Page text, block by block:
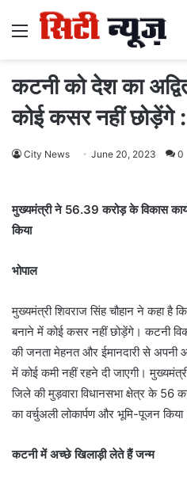
Menu
कटनी को देश का
कोई कसर नहीं छोड़ेंगे
City News June 20, 2023 0
मुख्यमंत्री ने 56.39 करोड़ के विकास
किया
भोपाल
मुख्यमंत्री शिवराज सिंह चौहान ने कहा है
बनाने में कोई कसर नहीं छोड़ेंगे। कटनी
की जनता मेहनत और ईमानदारी से अपनी
में कोई कमी नहीं रहने दी जाएगी।
जिले की मुड़वारा विधानसभा क्षेत्र के 56
का वर्चुअली लोकार्पण और भूमि-पूजन
कटनी में अच्छे खिलाड़ी लेते हैं जन्म